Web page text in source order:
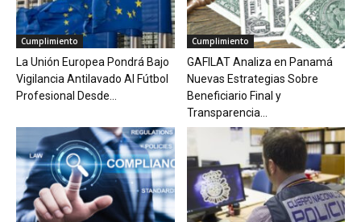
Cumplimiento
La Unión Europea Pondrá Bajo
Vigilancia Antilavado Al Fútbol
Profesional Desde...
Cumplimiento
GAFILAT Analiza en Panamá
Nuevas Estrategias Sobre
Beneficiario Final y
Transparencia...